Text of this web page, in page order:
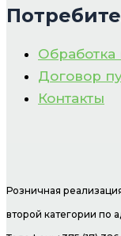
Договор
Контакты
Розничная
второй категории по